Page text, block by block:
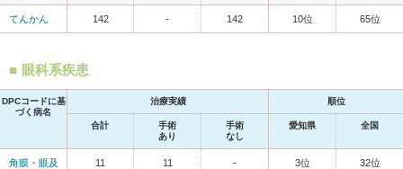
てんかん 142 - 142 10位 65位
眼科系疾患
DPCコードに基
づく病名
治療実績 順位
合計
手術
あり
手術
なし
愛知県 全国
角膜・眼及
11 11 - 3位 32位